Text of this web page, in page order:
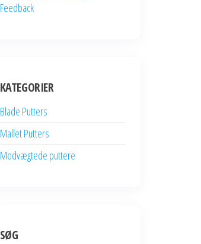
Feedback
KATEGORIER
Blade Putters
Mallet Putters
Modvægtede puttere
SØG